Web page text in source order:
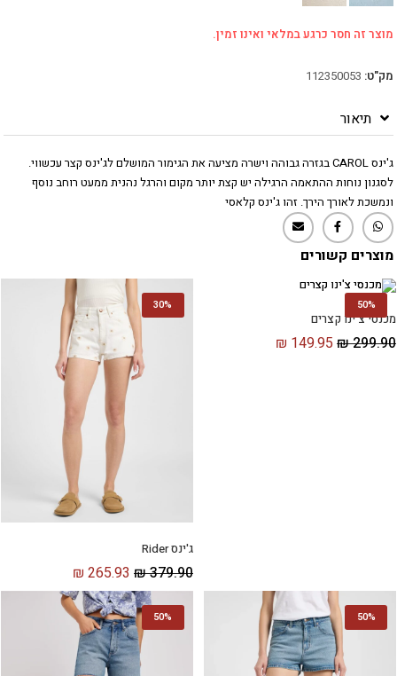
מוצר זה חסר כרגע במלאי ואינו זמין.
מק"ט: 112350053
תיאור
ג'ינס CAROL בגזרה גבוהה וישרה מציעה את הגימור המושלם לג'ינס קצר עכשווי.
לסגנון נוחות ההתאמה הרגילה יש קצת יותר מקום והרגל נהנית ממעט רוחב נוסף
ונמשכת לאורך הירך. זהו ג'ינס קלאסי
מוצרים קשורים
50%
מכנסי צ'ינו קצרים
₪299.90
₪ 149.95
30%
ג'ינס Rider
₪379.90
₪ 265.93
50%
50%